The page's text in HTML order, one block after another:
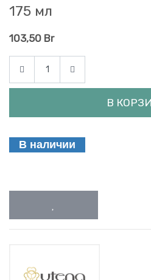
175 мл
103,50 Br
В
В наличии